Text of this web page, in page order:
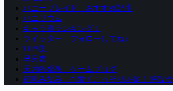
ハニーブレイド おすすめ記事
ハニリウム
キャラ別ランキング！
ツイッター フォローしてね♪
TIPS集
早見表
天才的発想 ゲームブログ
初川みなみ 可愛くこっそり応援！ 特設